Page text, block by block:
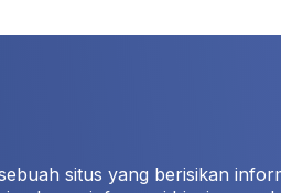
situs yang berisikan